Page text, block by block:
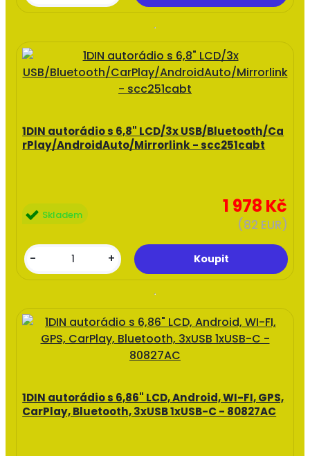
1DIN autorádio s 6,8" LCD/3x USB/Bluetooth/Ca
rPlay/AndroidAuto/Mirrorlink - scc251cabt
1 978 Kč
(82 EUR)
Skladem
- +
1DIN autorádio s 6,86" LCD, Android, WI-FI, GPS,
CarPlay, Bluetooth, 3xUSB 1xUSB-C - 80827AC